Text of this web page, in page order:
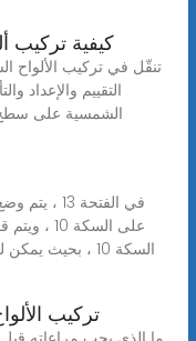
كيفية تركيب
تنقّل في تركيب الألواح
التقييم والإعداد
الشمسية على سطح
تركيب